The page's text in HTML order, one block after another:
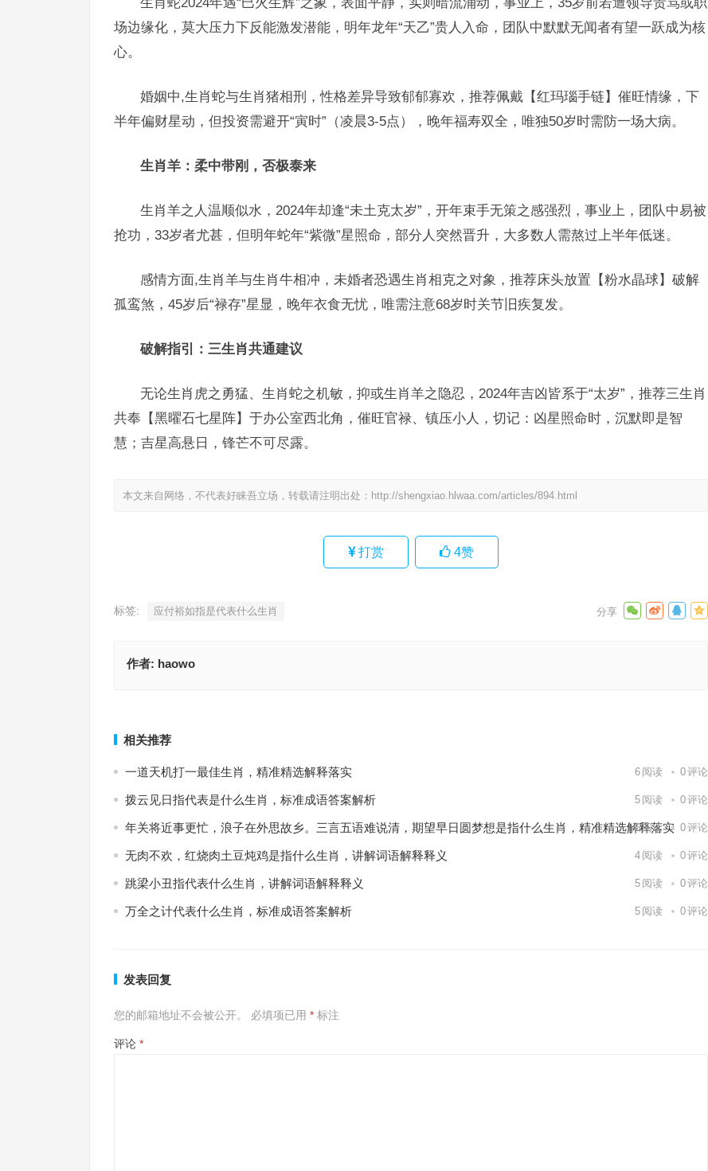
场边缘化，莫大压力下反能激发潜能，明年龙年“天乙”贵人入命，团队中默默无闻者有望一跃成为核
心。
婚姻中,生肖蛇与生肖猪相刑，性格差异导致郁郁寡欢，推荐佩戴【红玛瑙手链】催旺情缘，下
半年偏财星动，但投资需避开“寅时”（凌晨3-5点），晚年福寿双全，唯独50岁时需防一场大病。
生肖羊：柔中带刚，否极泰来
生肖羊之人温顺似水，2024年却逢“未土克太岁”，开年束手无策之感强烈，事业上，团队中易被
抢功，33岁者尤甚，但明年蛇年“紫微”星照命，部分人突然晋升，大多数人需熬过上半年低迷。
感情方面,生肖羊与生肖牛相冲，未婚者恐遇生肖相克之对象，推荐床头放置【粉水晶球】破解
孤鸾煞，45岁后“禄存”星显，晚年衣食无忧，唯需注意68岁时关节旧疾复发。
破解指引：三生肖共通建议
无论生肖虎之勇猛、生肖蛇之机敏，抑或生肖羊之隐忍，2024年吉凶皆系于“太岁”，推荐三生肖
共奉【黑曜石七星阵】于办公室西北角，催旺官禄、镇压小人，切记：凶星照命时，沉默即是智
慧；吉星高悬日，锋芒不可尽露。
本文来自网络，不代表好睐吾立场，转载请注明出处： http://shengxiao.hlwaa.com/articles/894.html
打赏 4赞
标签: 应付裕如指是代表什么生肖
作者: haowo
相关推荐
一道天机打一最佳生肖，精准精选解释落实 6 阅读 0评论
拨云见日指代表是什么生肖，标准成语答案解析 5 阅读 0评论
年关将近事更忙，浪子在外思故乡。三言五语难说清，期望早日圆梦想是指什么生肖，精准精选解释落实
6阅读 0评论
无肉不欢，红烧肉土豆炖鸡是指什么生肖，讲解词语解释释义 4 阅读 0评论
跳梁小丑指代表什么生肖，讲解词语解释释义 5 阅读 0评论
万全之计代表什么生肖，标准成语答案解析 5 阅读 0评论
发表回复
您的邮箱地址不会被公开。 必填项已用 * 标注
评论 *